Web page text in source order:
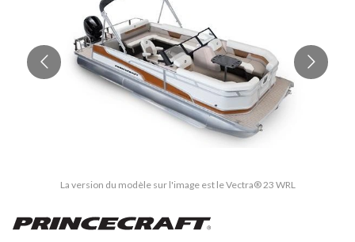
La version du modèle sur l'image est le Vectra® 23 WRL